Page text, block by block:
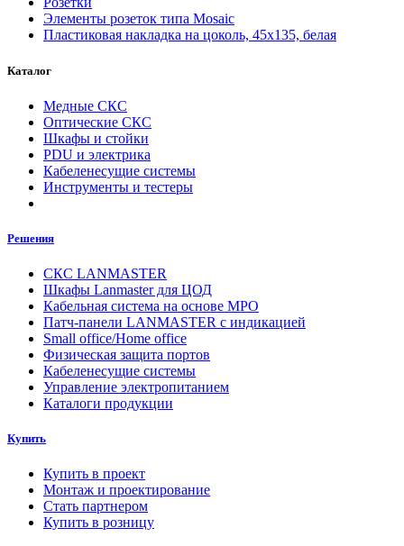
Элементы розеток типа Mosaic
Пластиковая накладка на цоколь, 45x135, белая
Каталог
Медные СКС
Оптические СКС
Шкафы и стойки
PDU и электрика
Кабеленесущие системы
Инструменты и тестеры
Решения
СКС LANMASTER
Шкафы Lanmaster для ЦОД
Кабельная система на основе MPO
Патч-панели LANMASTER с индикацией
Small office/Home office
Физическая защита портов
Кабеленесущие системы
Управление электропитанием
Каталоги продукции
Купить
Купить в проект
Монтаж и проектирование
Стать партнером
Купить в розницу